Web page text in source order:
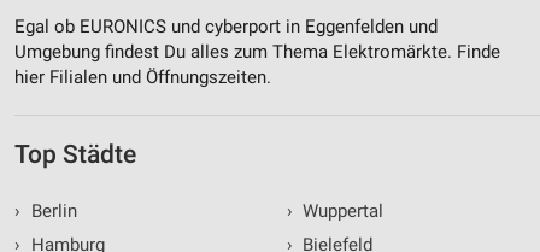
Egal ob EURONICS und cyberport in Eggenfelden und
Umgebung findest Du alles zum Thema Elektromärkte. Finde
hier Filialen und Öffnungszeiten.
Top Städte
›
Berlin
›
Hamburg
› Wuppertal
› Bielefeld